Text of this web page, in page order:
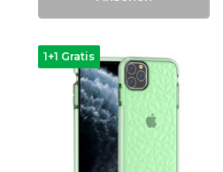
1+1 Gratis